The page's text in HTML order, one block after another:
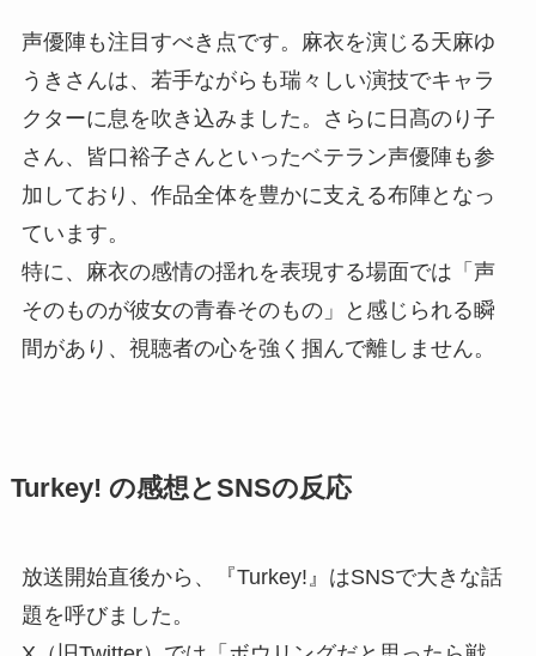
声優陣も注目すべき点です。麻衣を演じる天麻ゆ
うきさんは、若手ながらも瑞々しい演技でキャラ
クターに息を吹き込みました。さらに日髙のり子
さん、皆口裕子さんといったベテラン声優陣も参
加しており、作品全体を豊かに支える布陣となっ
ています。
特に、麻衣の感情の揺れを表現する場面では「声
そのものが彼女の青春そのもの」と感じられる瞬
間があり、視聴者の心を強く掴んで離しません。
Turkey! の感想とSNSの反応
放送開始直後から、『Turkey!』はSNSで大きな話
題を呼びました。